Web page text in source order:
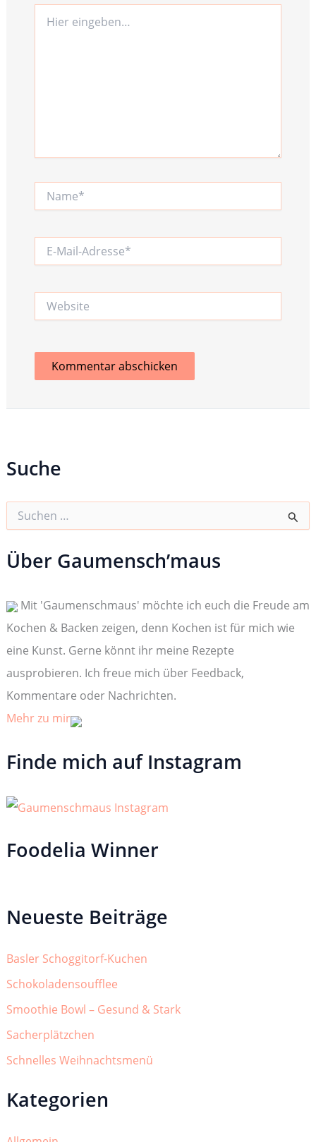
eingeben…
Mail-
Website
Suche
h
e
a
c
h
:
Über Gaumensch’maus
Mit 'Gaumenschmaus' möchte ich euch die Freude am
Kochen & Backen zeigen, denn Kochen ist für mich wie
eine Kunst. Gerne könnt ihr meine Rezepte
ausprobieren. Ich freue mich über Feedback,
Kommentare oder Nachrichten.
Mehr zu mir
Finde mich auf Instagram
Foodelia Winner
Neueste Beiträge
Basler Schoggitorf-Kuchen
Schokoladensoufflee
Smoothie Bowl – Gesund & Stark
Sacherplätzchen
Schnelles Weihnachtsmenü
Kategorien